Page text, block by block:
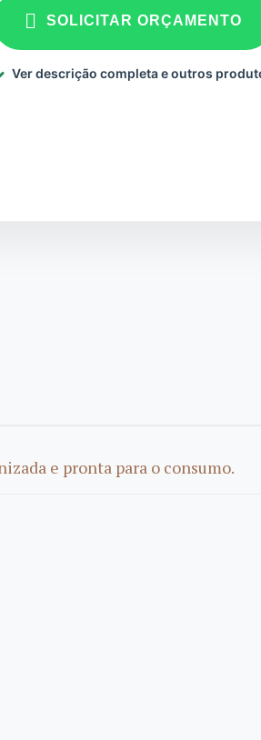
SOLICITAR ORÇAMENTO
Ver descrição completa e outros
e pronta para o consumo.